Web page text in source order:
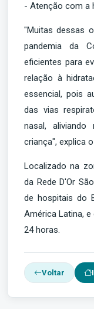
- Atenção com a
"Muitas dessas
pandemia da
eficientes para
relação à
essencial, pois
das vias
nasal,
criança", explica
Localizado na
da Rede D'Or
de hospitais do
América Latina,
24 horas.
Voltar